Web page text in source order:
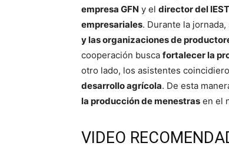
empresa GFN y el director del
empresariales. Durante la
y las organizaciones de
cooperación busca fortalecer la
otro lado, los asistentes
desarrollo agrícola. De esta
la producción de menestras en el
VIDEO